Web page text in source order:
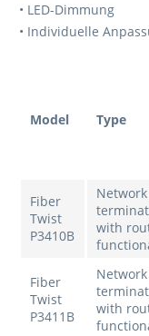
• LED-Dimmung
• Individuelle
Model Type
Fiber
Twist
P3410B
Network
with
Fiber
Twist
P3411B
Network
with